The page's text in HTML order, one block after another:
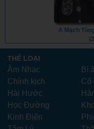
A Mạch
THỂ LOẠI
Âm Nhạc Bí
Chính kịch
Cổ
Hài Hước
Học Đường
Kinh Điển